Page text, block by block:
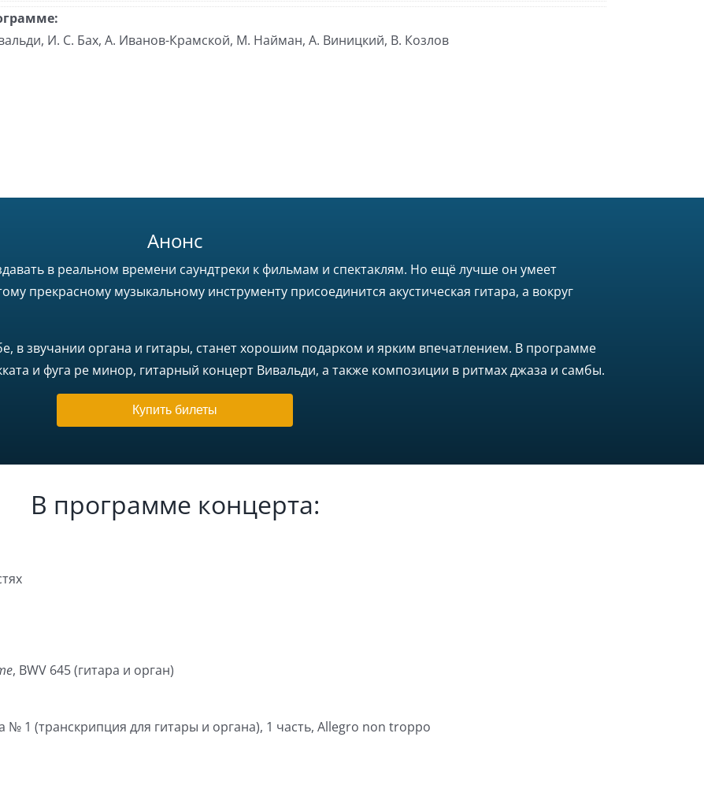
И. С. Бах, А. Иванов-Крамской, М. Найман, А. Виницкий, В. Козлов
Анонс
в реальном времени саундтреки к фильмам и спектаклям. Но ещё лучше он умеет
прекрасному музыкальному инструменту присоединится акустическая гитара, а вокруг
в звучании органа и гитары, станет хорошим подарком и ярким впечатлением. В программе
и фуга ре минор, гитарный концерт Вивальди, а также композиции в ритмах джаза и самбы.
Купить билеты
В программе концерта:
, BWV 645 (гитара и орган)
1 (транскрипция для гитары и органа), 1 часть, Allegro non troppo